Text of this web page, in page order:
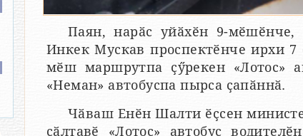
Паян, нарӑс уйӑхӗн 9-мӗшӗнче,
Инкек Мускав проспектӗнче ирхи 7
мӗш маршрутпа ҫӳрекен «Лотос»
«Неман» автобуспа пырса ҫапӑннӑ.
Чӑваш Енӗн Шалти ӗҫсен
сӑлтавӗ «Лотос» автобус